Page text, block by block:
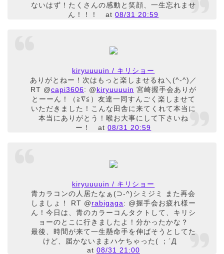
ないはず！たくさんの感動と笑顔、一生忘れませ
ん！！！
at08/31 20:59
kiryuuuuin / キリショー
ありがとねー！次はもっと楽しませるね＼(^-^)／
RT @capi3606: @kiryuuuuin 宮崎握手会ありが
とーーん！（≧∇≦）友達一同すんごく楽しませて
いただきました！こんな田舎に来てくれて本当に
本当にありがとう！喉お大事にして下さいね
ー！
at08/31 20:59
kiryuuuuin / キリショー
青カラコンの人居たなぁ(⊃-^)シミジミ また再会
しましょ！ RT @rabigaga: @握手会お疲れ様ー
ん！今日は、青のカラーコんタクトして、キリシ
ョーのとこに行きましたよ！分かったかな？
最後、時間が来て一生懸命手を伸ばそうとしてた
けど、届かないままハケちゃった( ；´Д
at 08/31 21:00